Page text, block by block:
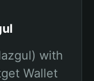
with
Wallet